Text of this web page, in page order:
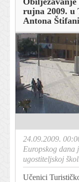
rujna 2009. u
Antona
24.09.2009.
Europskog dana
ugostiteljskoj
Učenici